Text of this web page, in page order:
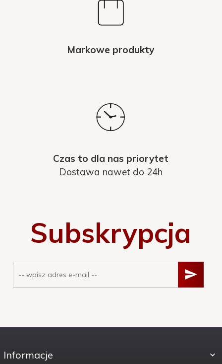
Markowe produkty
Czas to dla nas priorytet
Dostawa nawet do 24h
Subskrypcja
Informacje